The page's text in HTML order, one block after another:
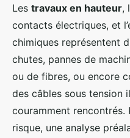
Les travaux en hauteur,
contacts électriques, et
chimiques représentent
chutes, pannes de
ou de fibres, ou encore
des câbles sous tension
couramment
risque, une analyse